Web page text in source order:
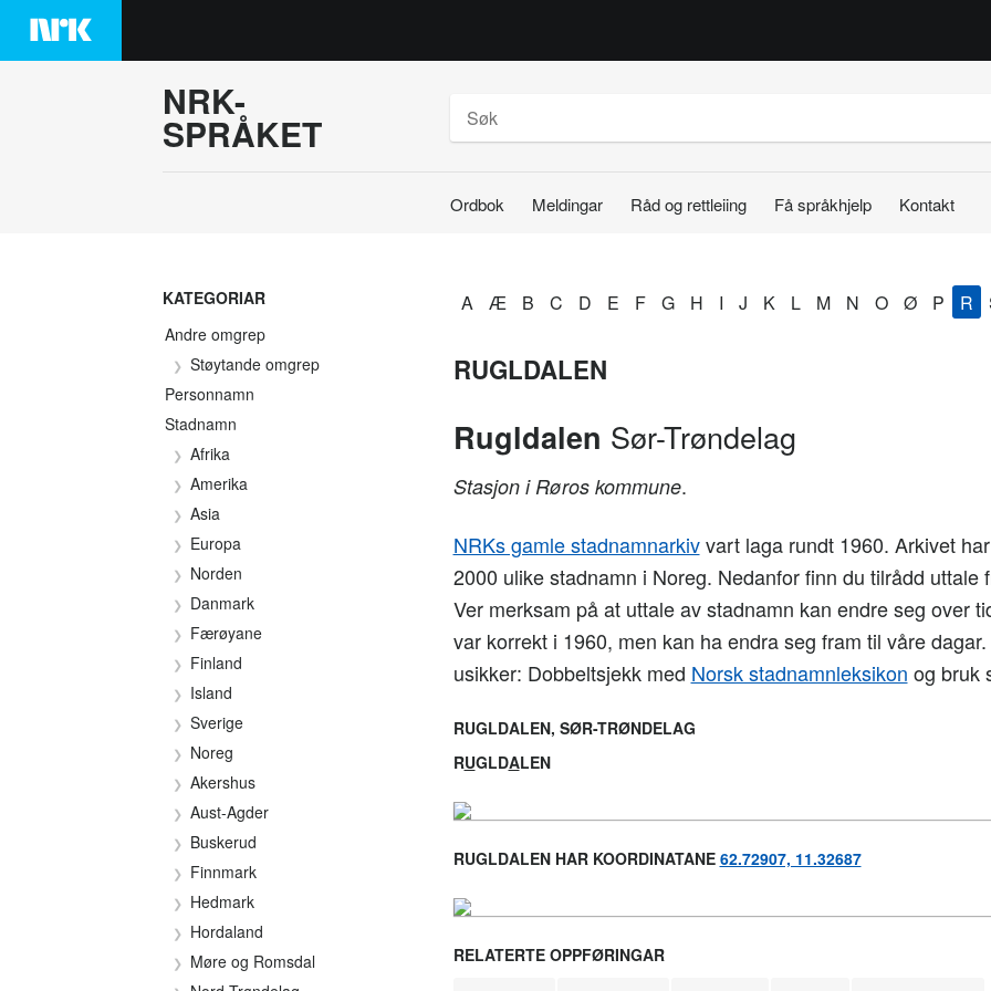
Hopp
innhaldet
NRK-
SPRÅKET
Ordbok Meldingar Råd og rettleiing Få språkhjelp Kontakt
KATEGORIAR
Andre omgrep
Støytande omgrep
Personnamn
Stadnamn
Afrika
Amerika
Asia
Europa
Norden
Danmark
Færøyane
Finland
Island
Sverige
Noreg
Akershus
Aust-Agder
Buskerud
Finnmark
Hedmark
Hordaland
Møre og Romsdal
A Æ B C D E F G H I J K L M N O Ø P R
RUGLDALEN
Rugldalen Sør-Trøndelag
Stasjon i Røros kommune.
NRKs gamle stadnamnarkivvart laga rundt 1960. Arkivet
2000 ulike stadnamn i Noreg. Nedanfor finn du tilrådd uttale
Ver merksam på at uttale av stadnamn kan endre seg over
var korrekt i 1960, men kan ha endra seg fram til våre
usikker: Dobbeltsjekk med Norsk stadnamnleksikon og bruk
RUGLDALEN, SØR-TRØNDELAG
RUGLDALEN
RUGLDALEN HAR KOORDINATANE 62.72907, 11.32687
RELATERTE OPPFØRINGAR